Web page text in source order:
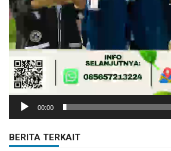
00:00
BERITA TERKAIT